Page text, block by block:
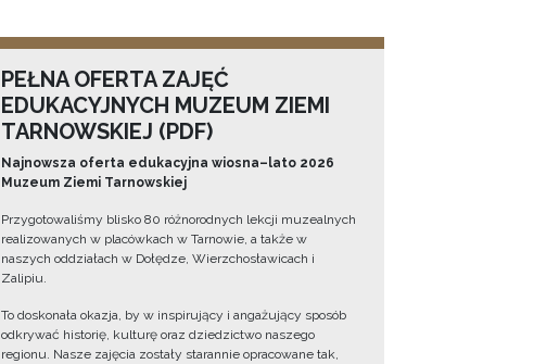
PEŁNA OFERTA ZAJĘĆ
EDUKACYJNYCH MUZEUM ZIEMI
TARNOWSKIEJ (PDF)
Najnowsza oferta edukacyjna wiosna–lato 2026
Muzeum Ziemi Tarnowskiej
Przygotowaliśmy blisko 80 różnorodnych lekcji muzealnych
realizowanych w placówkach w Tarnowie, a także w
naszych oddziałach w Dołędze, Wierzchosławicach i
Zalipiu.
To doskonała okazja, by w inspirujący i angażujący sposób
odkrywać historię, kulturę oraz dziedzictwo naszego
regionu. Nasze zajęcia zostały starannie opracowane tak,